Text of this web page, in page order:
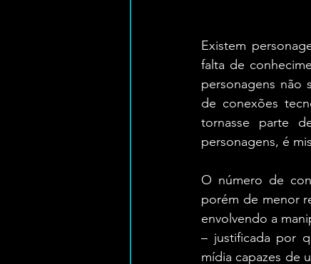
Existem
falta de
personagens não
de conexões
tornasse parte
personagens, é
O número de
porém de menor
envolvendo a
– justificada por
mídia capazes de